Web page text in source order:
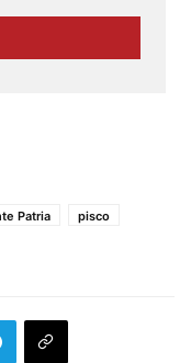
Patria
pisco